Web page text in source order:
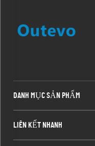
DANH MỤC SẢN PHẨM
LIÊN KẾT NHANH